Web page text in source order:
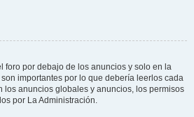
foro por debajo de los anuncios y solo en la
importantes por lo que debería leerlos cada
los anuncios globales y anuncios, los permisos
por La Administración.